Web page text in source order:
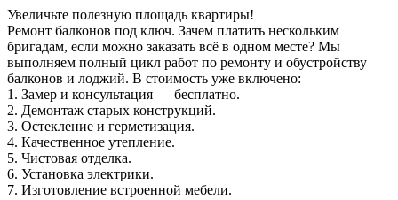
Увеличьте полезную площадь квартиры!
Ремонт балконов под ключ. Зачем платить нескольким
бригадам, если можно заказать всё в одном месте? Мы
выполняем полный цикл работ по ремонту и обустройству
балконов и лоджий. В стоимость уже включено:
1. Замер и консультация — бесплатно.
2. Демонтаж старых конструкций.
3. Остекление и герметизация.
4. Качественное утепление.
5. Чистовая отделка.
6. Установка электрики.
7. Изготовление встроенной мебели.